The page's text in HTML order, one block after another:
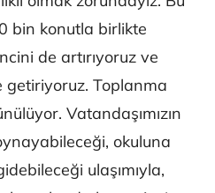
bin konutla birlikte
de artırıyoruz ve
getiriyoruz. Toplanma
Vatandaşımızın
okuluna
ulaşımıyla,